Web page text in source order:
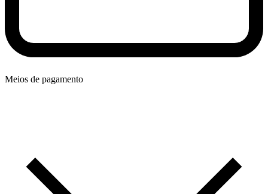
Meios de pagamento